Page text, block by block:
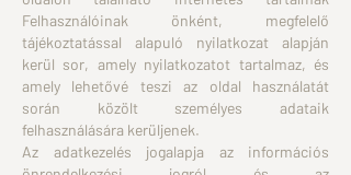
Felhasználóinak önként, megfelelő
tájékoztatással alapuló nyilatkozat alapján
kerül sor, amely nyilatkozatot tartalmaz, és
amely lehetővé teszi az oldal használatát
során közölt személyes adataik
felhasználására kerüljenek.
Az adatkezelés jogalapja az információs